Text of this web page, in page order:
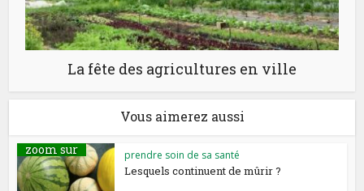
La fête des agricultures en ville
Vous aimerez aussi
zoom sur prendre soin de sa santé
Lesquels continuent de mûrir ?